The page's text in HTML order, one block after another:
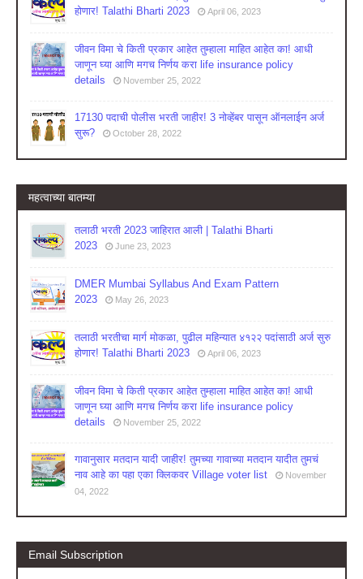
होणार! Talathi Bharti 2023
April 06, 2023
जीवन विमा चे किती प्रकार आहेत तुम्हाला माहित आहेत का! आधी
जाणून घ्या आणि मगच निर्णय करा life insurance policy
details
November 25, 2022
17130 पदाची पोलीस भरती जाहीर! 3 नोव्हेंबर पासून ऑनलाईन अर्ज
सुरू?
October 28, 2022
महत्वाच्या बातम्या
तलाठी भरती 2023 जाहिरात आली | Talathi Bharti
2023
June 23, 2023
DMER Mumbai Syllabus And Exam Pattern
2023
May 26, 2023
तलाठी भरतीचा मार्ग मोकळा, पुढील महिन्यात ४१२२ पदांसाठी अर्ज सुरु
होणार! Talathi Bharti 2023
April 06, 2023
जीवन विमा चे किती प्रकार आहेत तुम्हाला माहित आहेत का! आधी
जाणून घ्या आणि मगच निर्णय करा life insurance policy
details
November 25, 2022
गावानुसार मतदान यादी जाहीर! तुमच्या गावाच्या मतदान यादीत तुमचं
नाव आहे का पहा एका क्लिकवर Village voter list
November
04, 2022
Email Subscription